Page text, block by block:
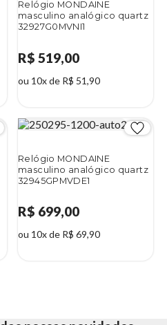
Relógio MONDAINE
masculino analógico quartz
32927G0MVNI1
R$ 519,00
ou 10x de R$ 51,90
Relógio MONDAINE
masculino analógico quartz
32945GPMVDE1
R$ 699,00
ou 10x de R$ 69,90